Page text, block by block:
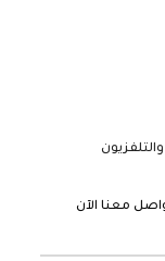
معنا الآن